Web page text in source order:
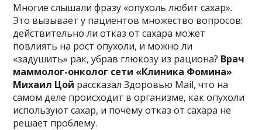
Многие слышали фразу «опухоль любит сахар».
Это вызывает у пациентов множество вопросов:
действительно ли отказ от сахара может
повлиять на рост опухоли, и можно ли
«задушить» рак, убрав глюкозу из рациона? Врач
маммолог-онколог сети «Клиника Фомина»
Михаил Цой рассказал Здоровью Mail, что на
самом деле происходит в организме, как опухоли
используют сахар, и почему отказ от сахара не
решает проблему.